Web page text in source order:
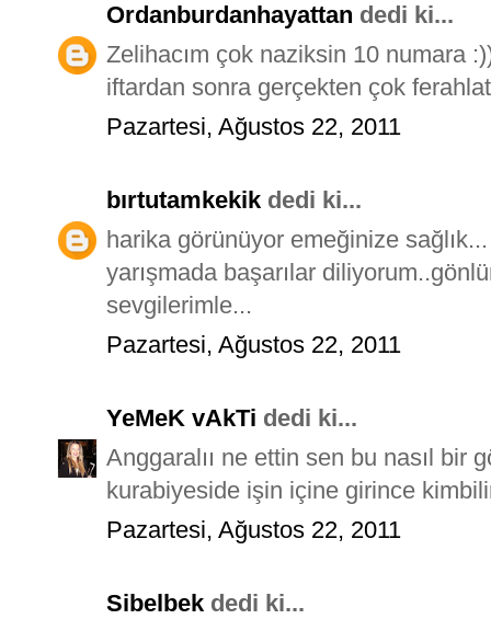
Ordanburdanhayattan dedi ki...
Zelihacım çok naziksin 10 numara
iftardan sonra gerçekten çok
Pazartesi, Ağustos 22, 2011
bırtutamkekik dedi ki...
harika görünüyor emeğinize sağlık...
yarışmada başarılar
sevgilerimle...
Pazartesi, Ağustos 22, 2011
YeMeK vAkTi dedi ki...
Anggaralıı ne ettin sen bu nasıl bir
kurabiyeside işin içine girince
Pazartesi, Ağustos 22, 2011
Sibelbek dedi ki...